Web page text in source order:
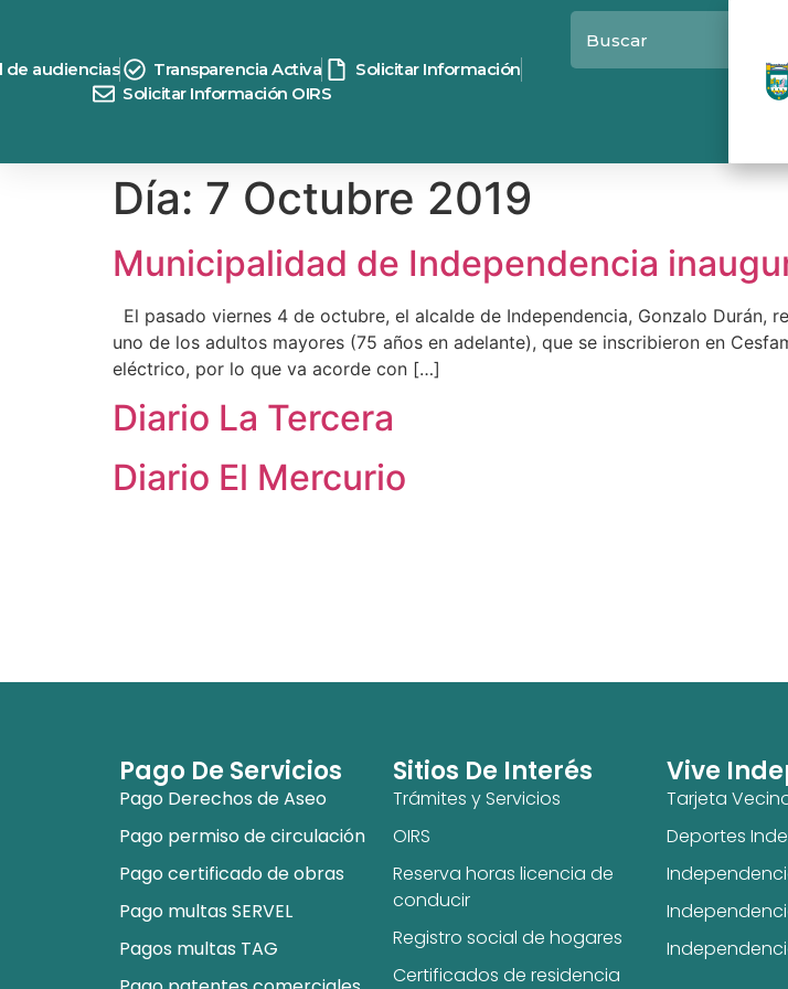
de audiencias Transparencia Activa
Solicitar Información
Solicitar Información OIRS
Día: 7 Octubre 2019
Municipalidad de Independencia
El pasado viernes 4 de octubre, el alcalde de Independencia, Gonzalo Durán,
uno de los adultos mayores (75 años en adelante), que se inscribieron en
eléctrico, por lo que va acorde con […]
Diario La Tercera
Diario El Mercurio
Pago De Servicios
Pago Derechos de Aseo
Pago permiso de circulación
Pago certificado de obras
Pago multas SERVEL
Pagos multas TAG
Sitios De Interés
Trámites y Servicios
OIRS
Reserva horas licencia de
conducir
Registro social de hogares
Certificados de residencia
Vive
Tarjeta
Deportes